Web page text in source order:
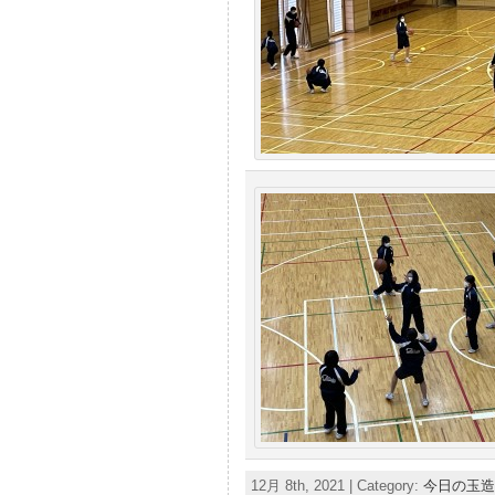
12月 8th, 2021 | Category: 今日の玉